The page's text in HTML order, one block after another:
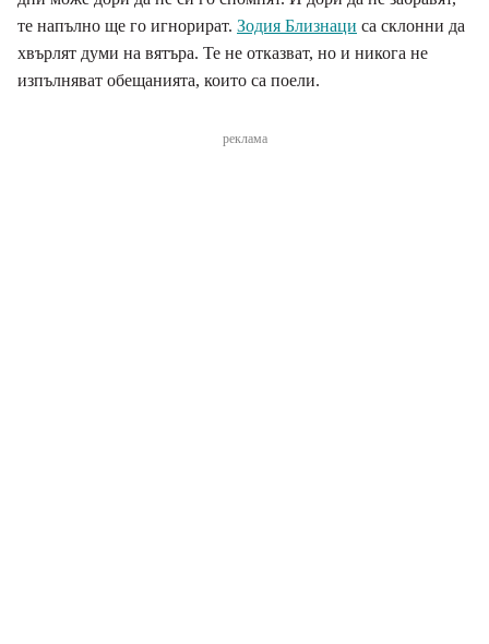
те напълно ще го игнорират. Зодия Близнаци са склонни да
хвърлят думи на вятъра. Те не отказват, но и никога не
изпълняват обещанията, които са поели.
реклама